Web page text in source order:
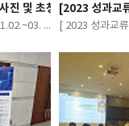
교류회] 단체사진 및 초청강연
[ 2023 성과교류회]2023.11.02.~03. 가톨릭대학교 성의교정 성의회관 마리아홀